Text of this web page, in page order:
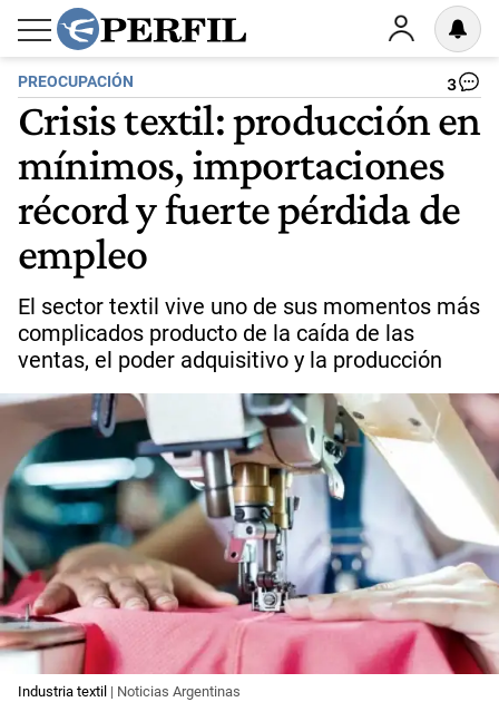
PREOCUPACIÓN 3
Crisis textil: producción en
mínimos, importaciones
récord y fuerte pérdida de
empleo
El sector textil vive uno de sus momentos más
complicados producto de la caída de las
ventas, el poder adquisitivo y la producción
Industria textil | Noticias Argentinas